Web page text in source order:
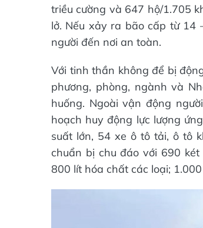
triều cường và 647 hộ/1.705
lở. Nếu xảy ra bão cấp từ 14
người đến nơi an toàn.
Với tinh thần không để bị
phương, phòng, ngành và
huống. Ngoài vận động
hoạch huy động lực lượng
suất lớn, 54 xe ô tô tải, ô tô
chuẩn bị chu đáo với 690
800 lít hóa chất các loại;